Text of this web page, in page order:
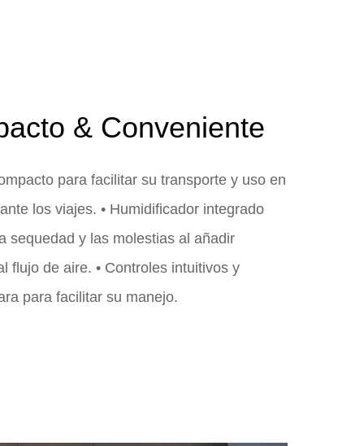
& Conveniente
para facilitar su transporte y uso en
los viajes. • Humidificador integrado
sequedad y las molestias al añadir
flujo de aire. • Controles intuitivos y
para facilitar su manejo.